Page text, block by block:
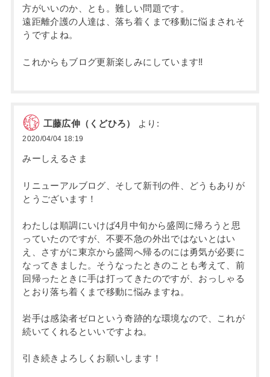
方がいいのか、とも。難しい問題です。
遠距離介護の人達は、落ち着くまで移動に悩まされそ
うですよね。
これからもブログ更新楽しみにしています‼︎
工藤広伸（くどひろ） より:
2020/04/04 18:19
みーしえるさま
リニューアルブログ、そして新刊の件、どうもありが
とうございます！
わたしは順調にいけば4月中旬から盛岡に帰ろうと思
っていたのですが、不要不急の外出ではないとはい
え、さすがに東京から盛岡へ帰るのには勇気が必要に
なってきました。そうなったときのことも考えて、前
回帰ったときに手は打ってきたのですが、おっしゃる
とおり落ち着くまで移動に悩みますね。
岩手は感染者ゼロという奇跡的な環境なので、これが
続いてくれるといいですよね。
引き続きよろしくお願いします！